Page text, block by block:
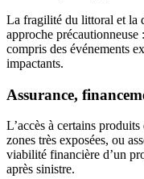
La fragilité du littoral et la
approche
compris des événements
impactants.
Assurance,
L’accès à certains
zones très exposées, ou
viabilité financière d’un
après sinistre.